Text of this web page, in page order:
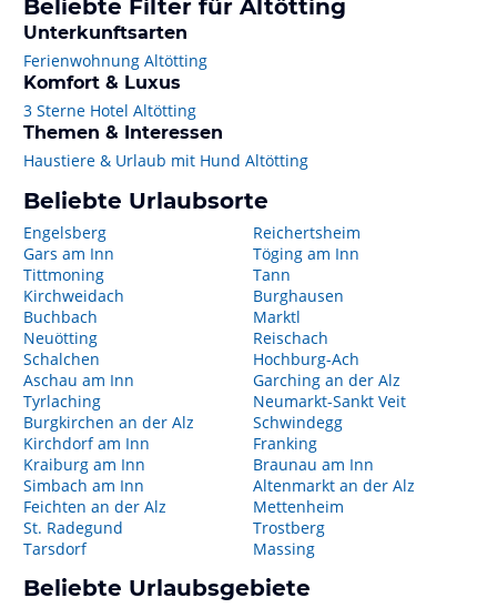
Beliebte Filter für Altötting
Unterkunftsarten
Ferienwohnung Altötting
Komfort & Luxus
3 Sterne Hotel Altötting
Themen & Interessen
Haustiere & Urlaub mit Hund Altötting
Beliebte Urlaubsorte
Engelsberg
Gars am Inn
Tittmoning
Kirchweidach
Buchbach
Neuötting
Schalchen
Aschau am Inn
Tyrlaching
Burgkirchen an der Alz
Kirchdorf am Inn
Kraiburg am Inn
Simbach am Inn
Feichten an der Alz
St. Radegund
Tarsdorf
Reichertsheim
Töging am Inn
Tann
Burghausen
Marktl
Reischach
Hochburg-Ach
Garching an der Alz
Neumarkt-Sankt Veit
Schwindegg
Franking
Braunau am Inn
Altenmarkt an der Alz
Mettenheim
Trostberg
Massing
Beliebte Urlaubsgebiete